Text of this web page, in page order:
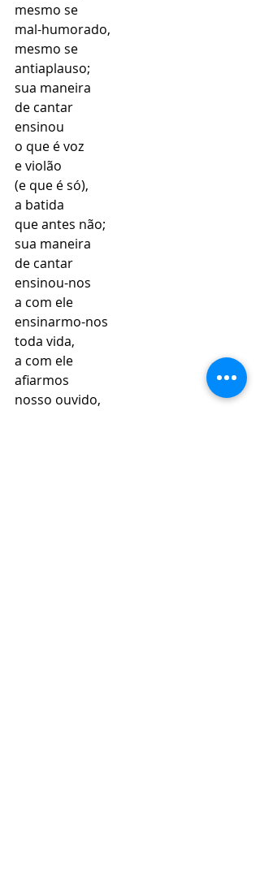
mesmo se
mal-humorado,
mesmo se
antiaplauso;
sua maneira
de cantar
ensinou
o que é voz
e violão
(e que é só),
a batida
que antes não;
sua maneira
de cantar
ensinou-nos
a com ele
ensinarmo-nos
toda vida,
a com ele
afiarmos
nosso ouvido,